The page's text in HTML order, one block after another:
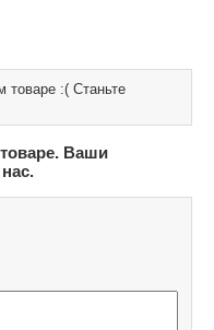
товаре :( Станьте
Ваши